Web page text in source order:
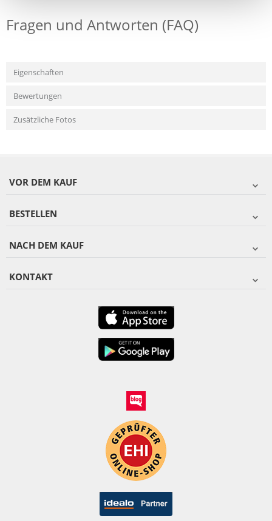
Fragen und Antworten (FAQ)
Eigenschaften
Bewertungen
Zusätzliche Fotos
VOR DEM KAUF
BESTELLEN
NACH DEM KAUF
KONTAKT